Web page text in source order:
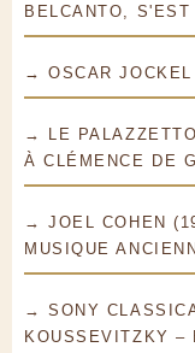
BELCANTO,
→ OSCAR JOCKEL
→ LE
À CLÉMENCE DE
→ JOEL COHEN
MUSIQUE
→ SONY
KOUSSEVITZKY –